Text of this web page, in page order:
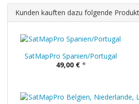
Kunden kauften dazu folgende
SatMapPro Spanien/Portugal
49,00 € *